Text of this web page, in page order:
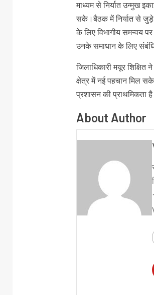
माध्यम से निर्यात उन्मुख
सके।बैठक में निर्यात से जुड़े
के लिए विभागीय समन्वय पर
उनके समाधान के लिए
जिलाधिकारी मयूर
क्षेत्र में नई पहचान मिल
प्रशासन की प्राथमिकता
About Author